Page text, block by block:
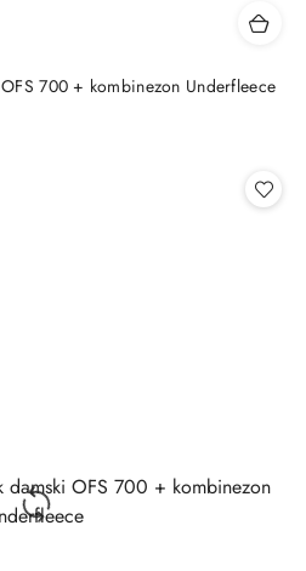
700 + kombinezon Underfleece